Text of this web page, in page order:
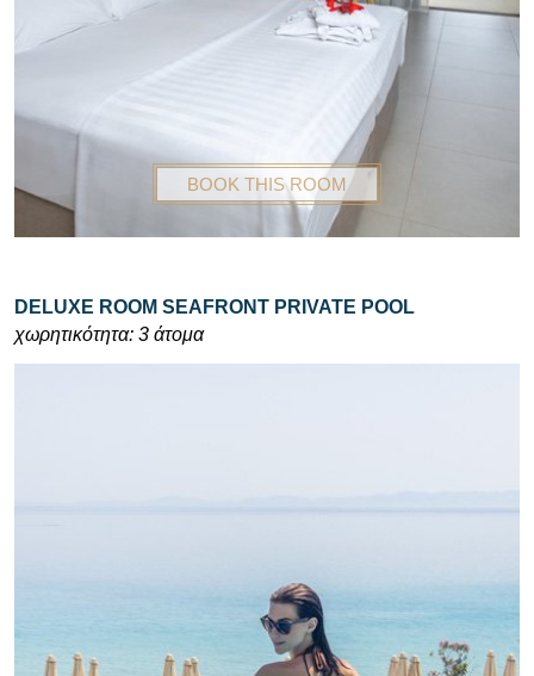
BOOK THIS ROOM
DELUXE ROOM SEAFRONT PRIVATE POOL
χωρητικότητα: 3 άτομα